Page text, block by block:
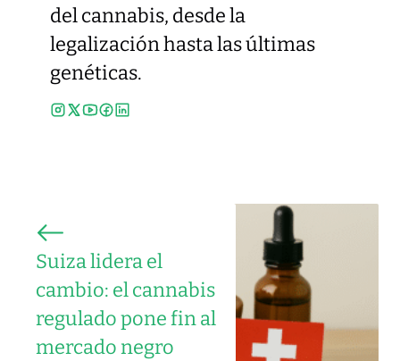
del cannabis, desde la
legalización hasta las últimas
genéticas.
Suiza lidera el
cambio: el cannabis
regulado pone fin al
mercado negro